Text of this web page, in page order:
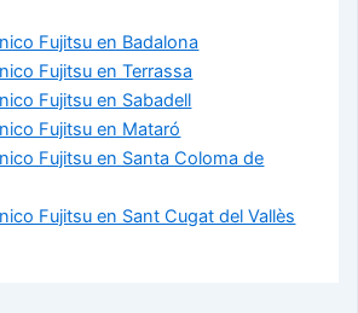
Fujitsu en Badalona
Fujitsu en Terrassa
Fujitsu en Sabadell
Fujitsu en Mataró
Fujitsu en Santa Coloma de
Fujitsu en Sant Cugat del Vallès